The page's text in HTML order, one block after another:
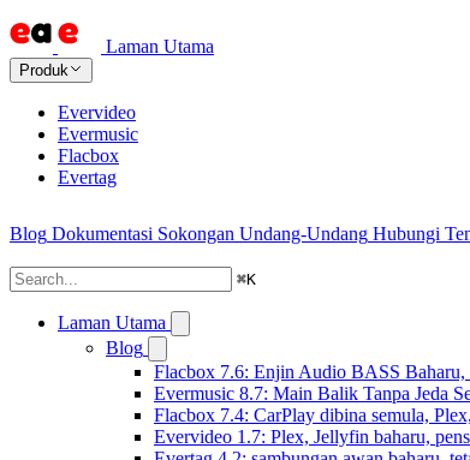
Laman Utama
Produk
Evervideo
Evermusic
Flacbox
Evertag
Blog Dokumentasi Sokongan Undang-Undang Hubungi
⌘K
Laman Utama
Blog
Flacbox 7.6: Enjin Audio BASS
Evermusic 8.7: Main Balik Tanpa Jeda
Flacbox 7.4: CarPlay dibina semula,
Evervideo 1.7: Plex, Jellyfin baharu,